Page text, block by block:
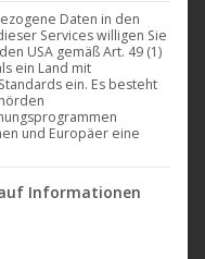
von Boris
kontinuierliche
Beats
der zum Tanzen
Fähigkeit,…
Daten in den
Services willigen Sie
USA gemäß Art. 49 (1)
ein Land mit
ein. Es besteht
und Europäer eine
der Zwecke des IAB
Informationen